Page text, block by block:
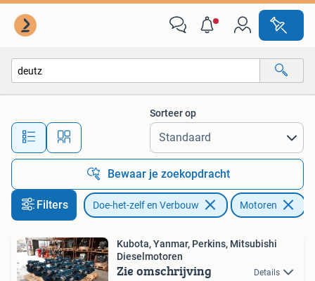
Alle afstanden…
Sorteer op
Bewaar je zoekopdracht
Filters Doe-het-zelf en Verbouw Motoren
Kubota, Yanmar, Perkins, Mitsubishi
Dieselmotoren
Zie omschrijving Details